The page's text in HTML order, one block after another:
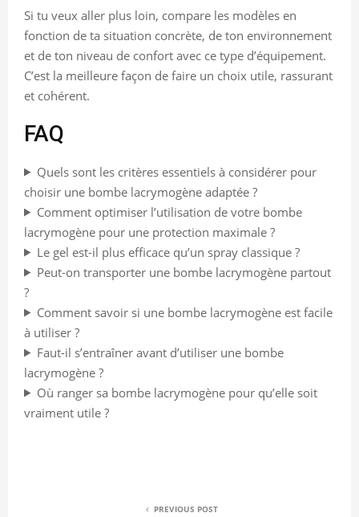
Si tu veux aller plus loin, compare les modèles en
fonction de ta situation concrète, de ton environnement
et de ton niveau de confort avec ce type d’équipement.
C’est la meilleure façon de faire un choix utile, rassurant
et cohérent.
FAQ
Quels sont les critères essentiels à considérer pour
choisir une bombe lacrymogène adaptée ?
Comment optimiser l’utilisation de votre bombe
lacrymogène pour une protection maximale ?
Le gel est-il plus efficace qu’un spray classique ?
Peut-on transporter une bombe lacrymogène partout
?
Comment savoir si une bombe lacrymogène est facile
à utiliser ?
Faut-il s’entraîner avant d’utiliser une bombe
lacrymogène ?
Où ranger sa bombe lacrymogène pour qu’elle soit
vraiment utile ?
PREVIOUS POST